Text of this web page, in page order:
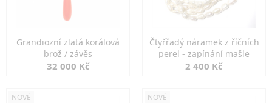
Grandiozní zlatá korálová
brož / závěs
32 000 Kč
Čtyřřadý náramek z říčních
perel - zapínání mašle
2 400 Kč
NOVÉ NOVÉ